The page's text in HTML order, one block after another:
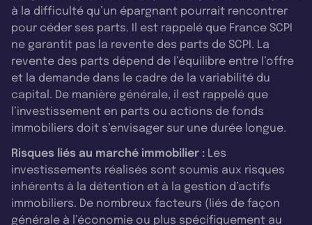
à la difficulté qu’un épargnant pourrait rencontrer
pour céder ses parts. Il est rappelé que France SCPI
ne garantit pas la revente des parts de SCPI. La
revente des parts dépend de l’équilibre entre l’offre
et la demande dans le cadre de la variabilité du
capital. De manière générale, il est rappelé que
l’investissement en parts ou actions de fonds
immobiliers doit s’envisager sur une durée longue.
Risques liés au marché immobilier : Les
investissements réalisés sont soumis aux risques
inhérents à la détention et à la gestion d’actifs
immobiliers. De nombreux facteurs (liés de façon
générale à l’économie ou plus spécifiquement au